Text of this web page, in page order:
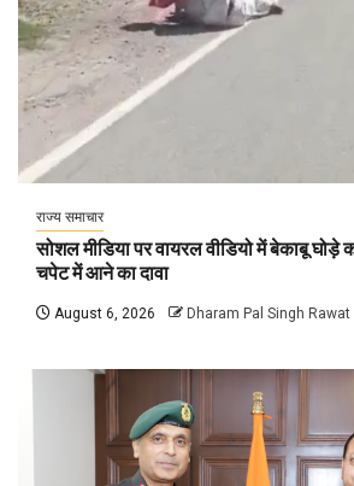
राज्य समाचार
सोशल मीडिया पर वायरल वीडियो में बेकाबू
चपेट में आने का दावा
August 6, 2026 Dharam Pal Singh Rawat